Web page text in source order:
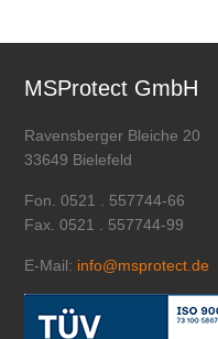
MSProtect GmbH
Ravensberger Bleiche 20
33649 Bielefeld
Fon. 0521 . 557744-66
Fax. 0521 . 557744-99
E-Mail: info@msprotect.de